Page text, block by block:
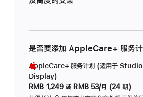
是否要添加 AppleCare+ 服务计
AppleCare+ 服务计划 (适用于 Studio
Display)
RMB 1,249 或 RMB 53/月 (24 期)